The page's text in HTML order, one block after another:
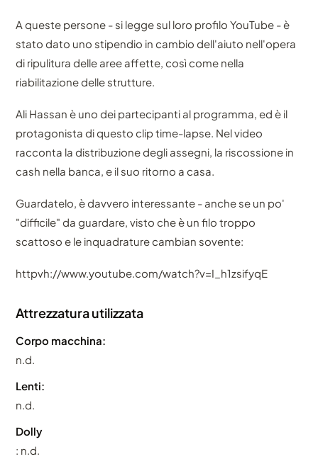
A queste persone - si legge sul loro profilo YouTube - è
stato dato uno stipendio in cambio dell'aiuto nell'opera
di ripulitura delle aree affette, così come nella
riabilitazione delle strutture.
Ali Hassan è uno dei partecipanti al programma, ed è il
protagonista di questo clip time-lapse. Nel video
racconta la distribuzione degli assegni, la riscossione in
cash nella banca, e il suo ritorno a casa.
Guardatelo, è davvero interessante - anche se un po'
"difficile" da guardare, visto che è un filo troppo
scattoso e le inquadrature cambian sovente:
httpvh://www.youtube.com/watch?v=I_h1zsifyqE
Attrezzatura utilizzata
Corpo macchina:
n.d.
Lenti:
n.d.
Dolly
: n.d.